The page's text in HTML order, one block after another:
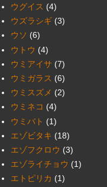
ウグイス (4)
ウズラシギ (3)
ウソ (6)
ウトウ (4)
ウミアイサ (7)
ウミガラス (6)
ウミスズメ (2)
ウミネコ (4)
ウミバト (1)
エゾビタキ (18)
エゾフクロウ (3)
エゾライチョウ (1)
エトピリカ (1)